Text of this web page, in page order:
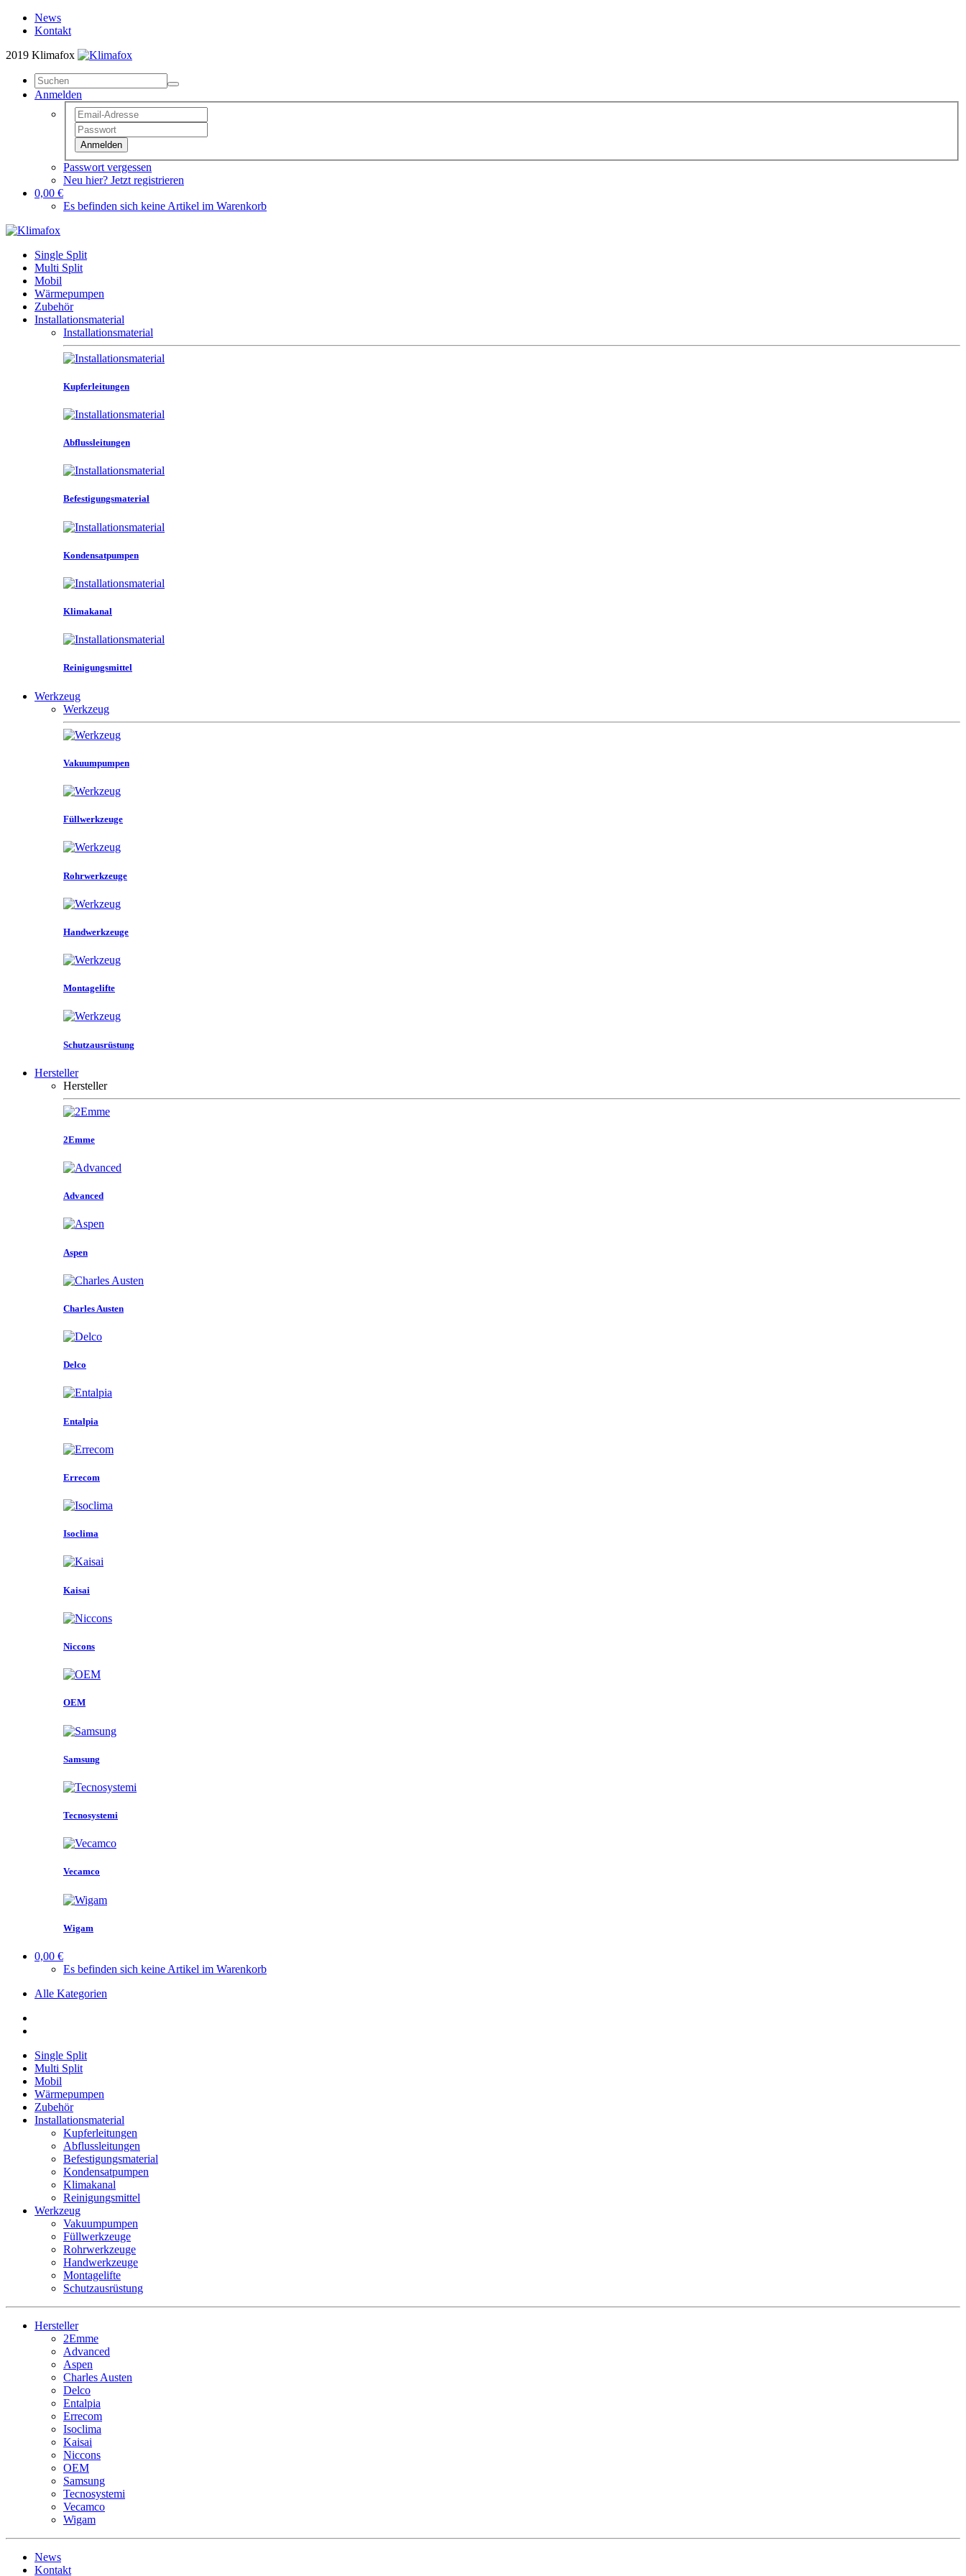
News
Kontakt
2019 Klimafox
Anmelden
Anmelden
Passwort vergessen
Neu hier? Jetzt registrieren
0,00 €
Es befinden sich keine Artikel im Warenkorb
Single Split
Multi Split
Mobil
Wärmepumpen
Zubehör
Installationsmaterial
Installationsmaterial
Kupferleitungen
Abflussleitungen
Befestigungsmaterial
Kondensatpumpen
Klimakanal
Reinigungsmittel
Werkzeug
Werkzeug
Vakuumpumpen
Füllwerkzeuge
Rohrwerkzeuge
Handwerkzeuge
Montagelifte
Schutzausrüstung
Hersteller
Hersteller
2Emme
Advanced
Aspen
Charles Austen
Delco
Entalpia
Errecom
Isoclima
Kaisai
Niccons
OEM
Samsung
Tecnosystemi
Vecamco
Wigam
0,00 €
Es befinden sich keine Artikel im Warenkorb
Alle Kategorien
Single Split
Multi Split
Mobil
Wärmepumpen
Zubehör
Installationsmaterial
Kupferleitungen
Abflussleitungen
Befestigungsmaterial
Kondensatpumpen
Klimakanal
Reinigungsmittel
Werkzeug
Vakuumpumpen
Füllwerkzeuge
Rohrwerkzeuge
Handwerkzeuge
Montagelifte
Schutzausrüstung
Hersteller
2Emme
Advanced
Aspen
Charles Austen
Delco
Entalpia
Errecom
Isoclima
Kaisai
Niccons
OEM
Samsung
Tecnosystemi
Vecamco
Wigam
News
Kontakt